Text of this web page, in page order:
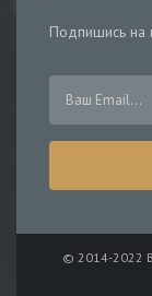
Подпишись на
© 2014-2022